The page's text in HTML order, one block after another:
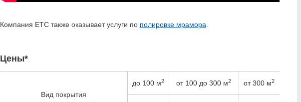
Компания ЕТС также оказывает услуги по полировке мрамора.
Цены*
Вид покрытия
до 100 м2 от 100 до 300 м2 от 300 м2